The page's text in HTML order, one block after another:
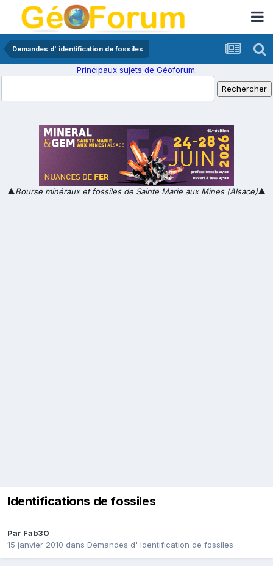
Demandes d' identification de fossiles
Principaux sujets de Géoforum.
▲Bourse minéraux et fossiles de Sainte Marie aux Mines (Alsace)▲
Identifications de fossiles
Par Fab30
15 janvier 2010 dans Demandes d' identification de fossiles